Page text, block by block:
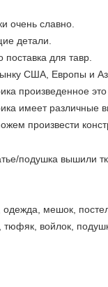
очень славно.
детали.
для тавр.
США, Европы и
произведенное
имеет различные
произвести
одежда, мешок,
тюфяк, войлок,